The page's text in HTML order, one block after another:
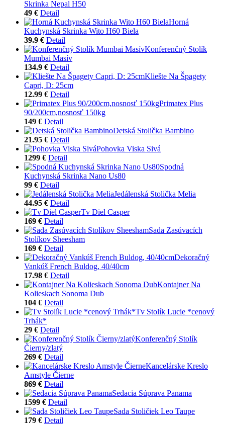
Skrinka Nepal H50
49 € Detail
Horná
Kuchynská Skrinka Wito H60 Biela
39.9 € Detail
Konferenčný Stolík
Mumbai Masív
134.9 € Detail
Kliešte Na Špagety
Capri, D: 25cm
12.99 € Detail
Primatex Plus
90/200cm,nosnosť 150kg
149 € Detail
Detská Stolička Bambino
21.95 € Detail
Pohovka Viska Sivá
1299 € Detail
Spodná
Kuchynská Skrinka Nano Us80
99 € Detail
Jedálenská Stolička Melia
44.95 € Detail
Tv Diel Casper
169 € Detail
Sada Zasúvacích
Stolíkov Sheesham
169 € Detail
Dekoračný
Vankúš French Buldog, 40/40cm
17.98 € Detail
Kontajner Na
Kolieskach Sonoma Dub
104 € Detail
Tv Stolík Lucie *cenový
Trhák*
29 € Detail
Konferenčný Stolík
Čierny/zlatý
269 € Detail
Kancelárske Kreslo
Amstyle Čierne
869 € Detail
Sedacia Súprava Panama
1599 € Detail
Sada Stoličiek Leo Taupe
179 € Detail